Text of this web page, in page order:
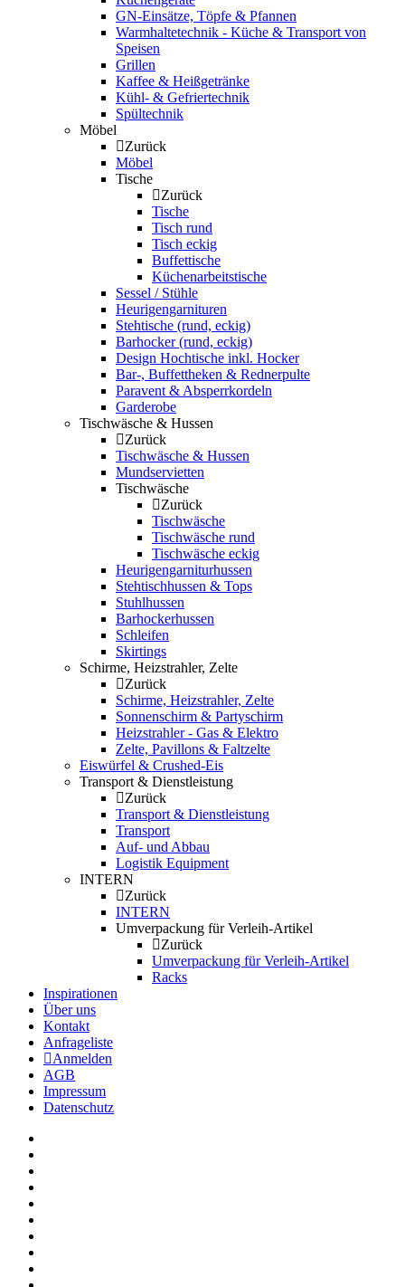
GN-Einsätze, Töpfe & Pfannen
Warmhaltetechnik - Küche & Transport von
Speisen
Grillen
Kaffee & Heißgetränke
Kühl- & Gefriertechnik
Spültechnik
Möbel
Zurück
Möbel
Tische
Zurück
Tische
Tisch rund
Tisch eckig
Buffettische
Küchenarbeitstische
Sessel / Stühle
Heurigengarnituren
Stehtische (rund, eckig)
Barhocker (rund, eckig)
Design Hochtische inkl. Hocker
Bar-, Buffettheken & Rednerpulte
Paravent & Absperrkordeln
Garderobe
Tischwäsche & Hussen
Zurück
Tischwäsche & Hussen
Mundservietten
Tischwäsche
Zurück
Tischwäsche
Tischwäsche rund
Tischwäsche eckig
Heurigengarniturhussen
Stehtischhussen & Tops
Stuhlhussen
Barhockerhussen
Schleifen
Skirtings
Schirme, Heizstrahler, Zelte
Zurück
Schirme, Heizstrahler, Zelte
Sonnenschirm & Partyschirm
Heizstrahler - Gas & Elektro
Zelte, Pavillons & Faltzelte
Eiswürfel & Crushed-Eis
Transport & Dienstleistung
Zurück
Transport & Dienstleistung
Transport
Auf- und Abbau
Logistik Equipment
INTERN
Zurück
INTERN
Umverpackung für Verleih-Artikel
Zurück
Umverpackung für Verleih-Artikel
Racks
Inspirationen
Über uns
Kontakt
Anfrageliste
Anmelden
AGB
Impressum
Datenschutz